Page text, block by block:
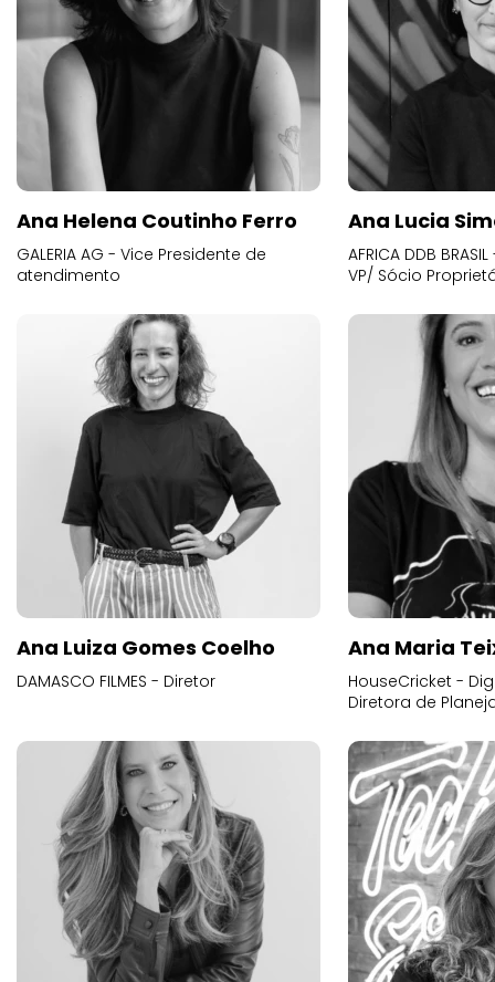
Ana Helena Coutinho Ferro
GALERIA AG - Vice Presidente de
atendimento
Ana Lucia
AFRICA DDB
VP/ Sócio
Ana Luiza Gomes Coelho
DAMASCO FILMES - Diretor
Ana Maria
HouseCricket -
Diretora de